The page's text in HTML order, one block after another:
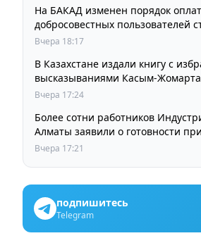
На БАКАД изменен порядок
добросовестных пользователей
остается прежней
Вчера 18:17
В Казахстане издали книгу с
высказываниями Касым-Жомарта
Вчера 17:24
Более сотни работников
Алматы заявили о готовности
выборах членов Курылтая
Вчера 17:21
подпишитесь
Telegram